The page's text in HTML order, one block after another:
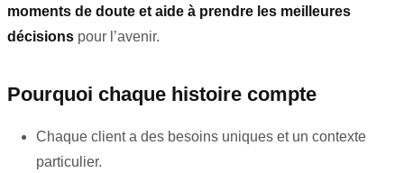
moments de doute et aide à prendre les meilleures
décisions pour l’avenir.
Pourquoi chaque histoire compte
Chaque client a des besoins uniques et un contexte
particulier.